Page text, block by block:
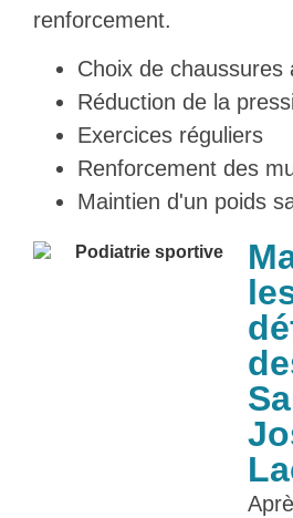
renforcement.
Choix de chaussures
Réduction de la
Exercices réguliers
Renforcement des
Maintien d'un poids